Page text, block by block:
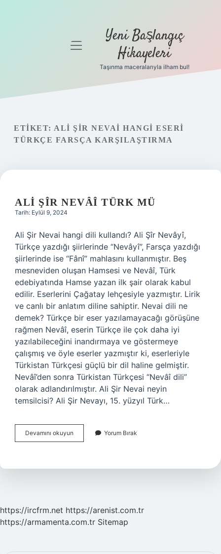
Gizlilik
Yasal Uyarı
menüyü
Yeni Başlangıç
Hikayeleri
Taşınma maceralarıyla ilham bul!
ETIKET: ALI ŞIR NEVAI HANGI ESERI
TÜRKÇE FARSÇA KARŞILAŞTIRMA
ALI ŞÎR NEVÂÎ TÜRK MÜ
Tarih: Eylül 9, 2024
Ali Şir Nevai hangi dili kullandı? Ali Şîr Nevâyî,
Türkçe yazdığı şiirlerinde “Nevâyî”, Farsça yazdığı
şiirlerinde ise “Fânî” mahlasını kullanmıştır. Beş
mesneviden oluşan Hamsesi ve Nevâî, Türk
edebiyatında Hamse yazan ilk şair olarak kabul
edilir. Eserlerini Çağatay lehçesiyle yazmıştır. Lirik
ve canlı bir anlatım diline sahiptir. Nevai dili ne
demek? Türkçe bir eser yazılamayacağı görüşüne
rağmen Nevâî, eserin Türkçe ile çok daha iyi
yazılabileceğini inandırmaya ve göstermeye
çalışmış ve öyle eserler yazmıştır ki, eserleriyle
Türkistan Türkçesi güçlü bir dil haline gelmiştir.
Nevâî’den sonra Türkistan Türkçesi “Nevâî dili”
olarak adlandırılmıştır. Ali Şir Nevai neyin
temsilcisi? Ali Şir Nevayı, 15. yüzyıl Türk…
Devamını okuyun
Şîr
Mü
Yorum Bırak
https://ircfrm.net https://arenist.com.tr
https://armamenta.com.tr Sitemap